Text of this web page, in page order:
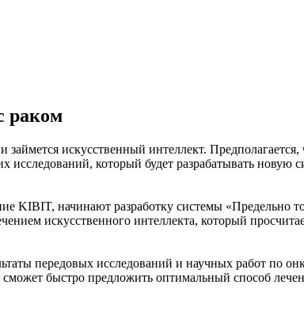
раком
искусственный интеллект. Предполагается,
который будет разрабатывать новую
KIBIT, начинают разработку системы «Предельно
искусственного интеллекта, который
передовых исследований и научных работ по
быстро предложить оптимальный способ